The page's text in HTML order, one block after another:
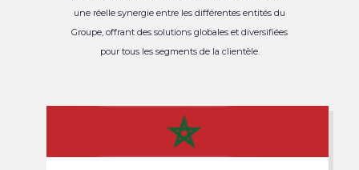
une réelle synergie entre les différentes entités du
Groupe, offrant des solutions globales et diversifiées
pour tous les segments de la clientèle.